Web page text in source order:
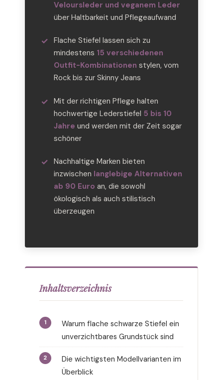
Veloursleder und veganem Leder
über Haltbarkeit und Pflegeaufwand
Flache Stiefel lassen sich zu
mindestens 15 verschiedenen
Outfit-Kombinationen stylen, vom
Rock bis zur Skinny Jeans
Mit der richtigen Pflege halten
hochwertige Lederstiefel 5 bis 10
Jahre und werden mit der Zeit sogar
schöner
Nachhaltige Marken bieten
inzwischen langlebige Alternativen
ab 90 Euro an, die sowohl
ökologisch als auch stilistisch
überzeugen
Inhaltsverzeichnis
Warum flache schwarze Stiefel ein
unverzichtbares Grundstück sind
Die wichtigsten Modellvarianten im
Überblick